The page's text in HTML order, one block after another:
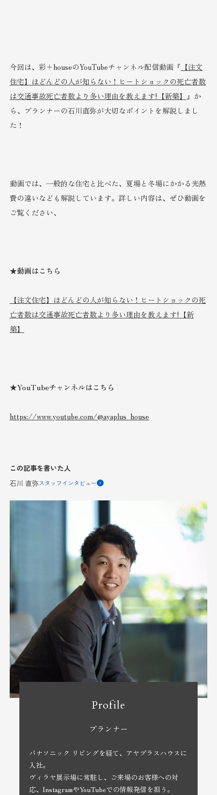
今回は、彩＋houseのYouTubeチャンネル配信動画『 【注文
住宅】ほどんどの人が知らない！ヒートショックの死亡者数
は交通事故死亡者数より多い理由を教えます!【新築】
』か
ら、プランナーの石川直弥が大切なポイントを解説しまし
た！
動画では、一般的な住宅と比べた、夏場と冬場にかかる光熱
費の違いなども解説しています。詳しい内容は、ぜひ動画を
ご覧ください、
★動画はこちら
【注文住宅】ほどんどの人が知らない！ヒートショックの死
亡者数は交通事故死亡者数より多い理由を教えます!【新
築】
★YouTubeチャンネルはこちら
https://www.youtube.com/@ayaplus_house
この記事を書いた人
石川 直弥スタッフインタビュー
Profile
プランナー
パナソニック リビングを経て、アヤプラスハウスに
入社。
ヴィラヤ展示場に常駐し、ご来場のお客様への対
応、InstagramやYouTubeでの情報発信を担う。